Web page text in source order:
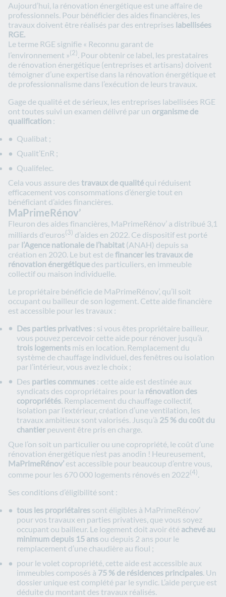
Aujourd’hui, la rénovation énergétique est une affaire de
professionnels. Pour bénéficier des aides financières, les
travaux doivent être réalisés par des entreprises labellisées
RGE.
Le terme RGE signifie « Reconnu garant de
l’environnement »(2). Pour obtenir ce label, les prestataires
de rénovation énergétique (entreprises et artisans) doivent
témoigner d’une expertise dans la rénovation énergétique et
de professionnalisme dans l’exécution de leurs travaux.
Gage de qualité et de sérieux, les entreprises labellisées RGE
ont toutes suivi un examen délivré par un organisme de
qualification :
Qualibat ;
Qualit’EnR ;
Qualifelec.
Cela vous assure des travaux de qualité qui réduisent
efficacement vos consommations d’énergie tout en
bénéficiant d’aides financières.
MaPrimeRénov’
Fleuron des aides financières, MaPrimeRénov’ a distribué 3,1
milliards d'euros(3) d’aides en 2022. Ce dispositif est porté
par l’Agence nationale de l’habitat (ANAH) depuis sa
création en 2020. Le but est definancer les travaux de
rénovation énergétique des particuliers, en immeuble
collectif ou maison individuelle.
Le propriétaire bénéficie de MaPrimeRénov’, qu’il soit
occupant ou bailleur de son logement. Cette aide financière
est accessible pour les travaux :
Des parties privatives : si vous êtes propriétaire bailleur,
vous pouvez percevoir cette aide pour rénover jusqu’à
trois logements mis en location. Remplacement du
système de chauffage individuel, des fenêtres ou isolation
par l’intérieur, vous avez le choix ;
Des parties communes : cette aide est destinée aux
syndicats des copropriétaires pour la rénovation des
copropriétés . Remplacement du chauffage collectif,
isolation par l’extérieur, création d’une ventilation, les
travaux ambitieux sont valorisés. Jusqu’à 25 % du coût du
chantierpeuvent être pris en charge.
Que l’on soit un particulier ou une copropriété, le coût d’une
rénovation énergétique n’est pas anodin ! Heureusement,
MaPrimeRénov’ est accessible pour beaucoup d’entre vous,
comme pour les 670 000 logements rénovés en 2022(4).
Ses conditions d’éligibilité sont :
tous les propriétaires sont éligibles à MaPrimeRénov’
pour vos travaux en parties privatives, que vous soyez
occupant ou bailleur. Le logement doit avoir été achevé au
minimum depuis 15 ans ou depuis 2 ans pour le
remplacement d’une chaudière au fioul ;
pour le volet copropriété, cette aide est accessible aux
immeubles composés à 75 % de résidences principales. Un
dossier unique est complété par le syndic. L’aide perçue est
déduite du montant des travaux réalisés.